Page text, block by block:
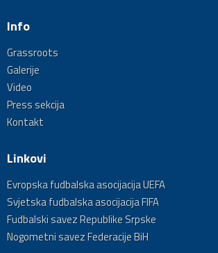
Info
Grassroots
Galerije
Video
Press sekcija
Kontakt
Linkovi
Evropska fudbalska asocijacija UEFA
Svjetska fudbalska asocijacija FIFA
Fudbalski savez Republike Srpske
Nogometni savez Federacije BiH